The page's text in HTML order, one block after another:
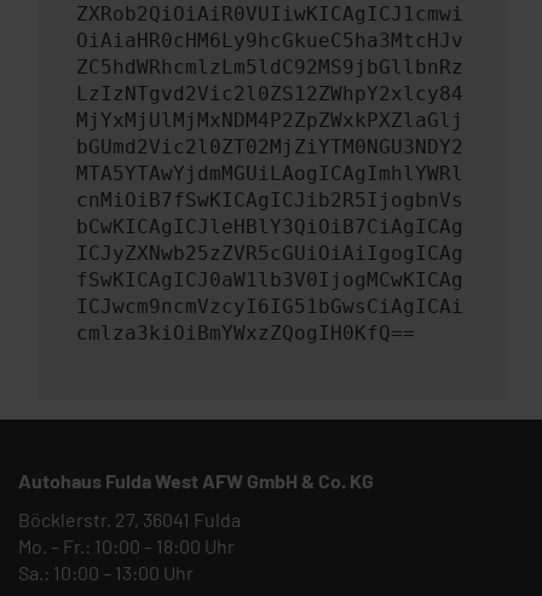
ZXRob2QiOiAiR0VUIiwKICAgICJ1cmwi
OiAiaHR0cHM6Ly9hcGkueC5ha3MtcHJv
ZC5hdWRhcmlzLm5ldC92MS9jbGllbnRz
LzIzNTgvd2Vic2l0ZS12ZWhpY2xlcy84
MjYxMjUlMjMxNDM4P2ZpZWxkPXZlaGlj
bGUmd2Vic2l0ZT02MjZiYTM0NGU3NDY2
MTA5YTAwYjdmMGUiLAogICAgImhlYWRl
cnMiOiB7fSwKICAgICJib2R5IjogbnVs
bCwKICAgICJleHBlY3QiOiB7CiAgICAg
ICJyZXNwb25zZVR5cGUiOiAiIgogICAg
fSwKICAgICJ0aW1lb3V0IjogMCwKICAg
ICJwcm9ncmVzcyI6IG51bGwsCiAgICAi
cmlza3kiOiBmYWxzZQogIH0KfQ==
Autohaus Fulda West AFW GmbH & Co. KG
Böcklerstr. 27, 36041 Fulda
Mo. – Fr.: 10:00 – 18:00 Uhr
Sa.: 10:00 – 13:00 Uhr